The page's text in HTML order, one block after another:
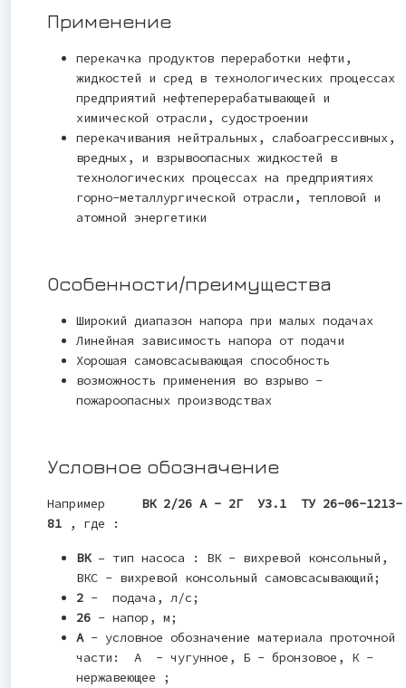
Применение
перекачка продуктов переработки нефти,
жидкостей и сред в технологических процессах
предприятий нефтеперерабатывающей и
химической отрасли, судостроении
перекачивания нейтральных, слабоагрессивных,
вредных, и взрывоопасных жидкостей в
технологических процессах на предприятиях
горно-металлургической отрасли, тепловой и
атомной энергетики
Особенности/преимущества
Широкий диапазон напора при малых подачах
Линейная зависимость напора от подачи
Хорошая самовсасывающая способность
возможность применения во взрыво -
пожароопасных производствах
Условное обозначение
Например
ВК 2/26 А - 2Г У3.1 ТУ 26-06-1213-
81 , где :
ВК – тип насоса : ВК - вихревой консольный,
ВКС - вихревой консольный самовсасывающий;
2 - подача, л/с;
26 - напор, м;
А- условное обозначение материала проточной
части: А - чугунное, Б - бронзовое, К -
нержавеющее ;